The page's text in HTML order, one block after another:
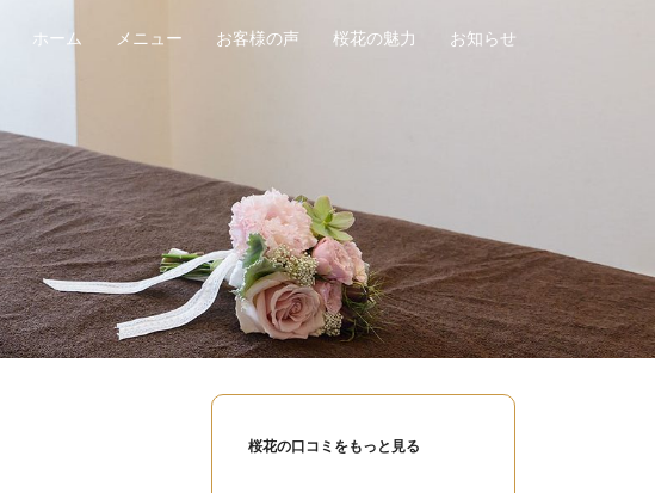
ホーム メニュー お客様の声 桜花の魅力 お知らせ
桜花の口コミをもっと見る